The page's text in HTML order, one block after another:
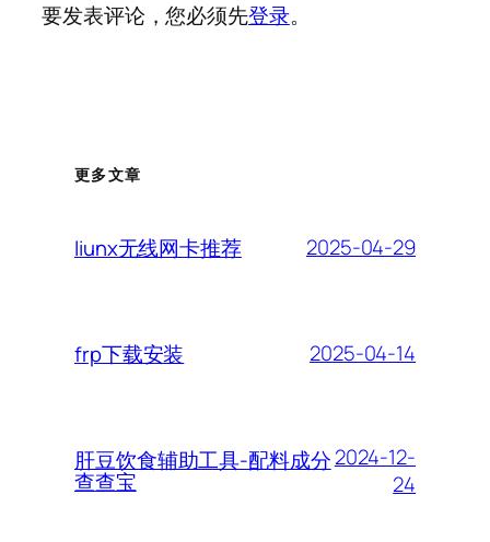
要发表评论，您必须先登录。
更多文章
liunx无线网卡推荐 2025-04-29
frp下载安装 2025-04-14
肝豆饮食辅助工具-配料成分
查查宝
2024-12-
24